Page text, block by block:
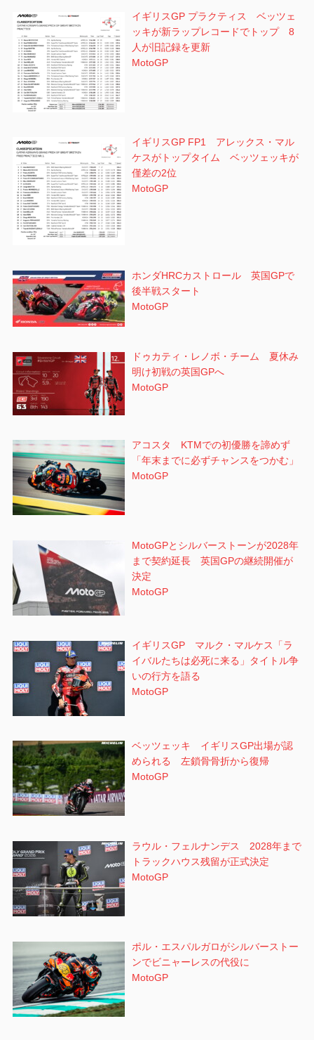
イギリスGP プラクティス ベッツェ
ッキが新ラップレコードでトップ 8
人が旧記録を更新
MotoGP
イギリスGP FP1 アレックス・マル
ケスがトップタイム ベッツェッキが
僅差の2位
MotoGP
ホンダHRCカストロール 英国GPで
後半戦スタート
MotoGP
ドゥカティ・レノボ・チーム 夏休み
明け初戦の英国GPへ
MotoGP
アコスタ KTMでの初優勝を諦めず
「年末までに必ずチャンスをつかむ」
MotoGP
MotoGPとシルバーストーンが2028年
まで契約延長 英国GPの継続開催が
決定
MotoGP
イギリスGP マルク・マルケス「ラ
イバルたちは必死に来る」タイトル争
いの行方を語る
MotoGP
ベッツェッキ イギリスGP出場が認
められる 左鎖骨骨折から復帰
MotoGP
ラウル・フェルナンデス 2028年まで
トラックハウス残留が正式決定
MotoGP
ポル・エスパルガロがシルバーストー
ンでビニャーレスの代役に
MotoGP